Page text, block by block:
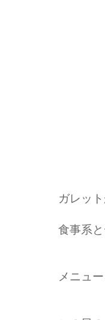
ガレッ
食事系
メニュ